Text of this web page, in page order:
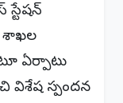
శాఖల
ఏర్పాటు
విశేష స్పందన